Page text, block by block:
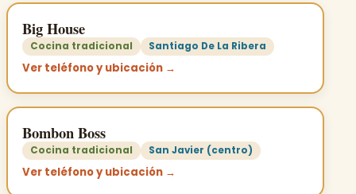
Big House
Cocina tradicional Santiago De La Ribera
Ver teléfono y ubicación →
Bombon Boss
Cocina tradicional San Javier (centro)
Ver teléfono y ubicación →